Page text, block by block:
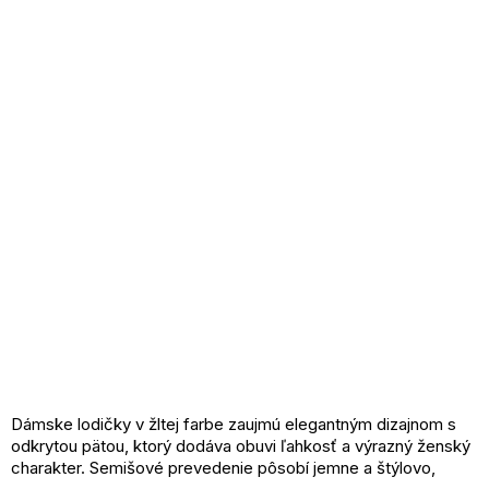
Dámske lodičky v žltej farbe zaujmú elegantným dizajnom s
odkrytou pätou, ktorý dodáva obuvi ľahkosť a výrazný ženský
charakter. Semišové prevedenie pôsobí jemne a štýlovo,